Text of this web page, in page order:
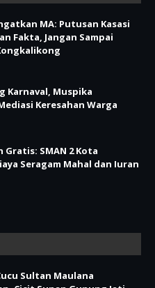
MA: Putusan Kasasi
Fakta, Jangan Sampai
Karnaval, Muspika
Keresahan Warga
SMAN 2 Kota
Seragam Mahal dan Iuran
Sultan Maulana